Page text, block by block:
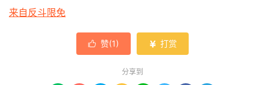
来自反斗限免
 赞(1)  打赏
分享到